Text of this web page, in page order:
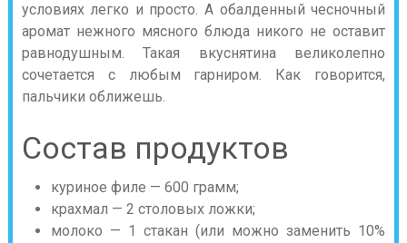
условиях легко и просто. А обалденный чесночный
аромат нежного мясного блюда никого не оставит
равнодушным. Такая вкуснятина великолепно
сочетается с любым гарниром. Как говорится,
пальчики оближешь.
Состав продуктов
куриное филе — 600 грамм;
крахмал — 2 столовых ложки;
молоко — 1 стакан (или можно заменить 10%